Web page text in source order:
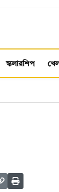
স্কলারশিপ